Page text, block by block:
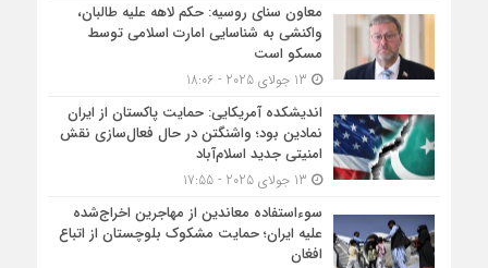
معاون سنای روسیه: حکم لاهه علیه طالبان،
واکنشی به شناسایی امارت اسلامی توسط
مسکو است
اندیشکده آمریکایی: حمایت پاکستان از ایران
نمادین بود؛ واشنگتن در حال فعال‌سازی نقش
امنیتی جدید اسلام‌آباد
سوءاستفاده معاندین از مهاجرین اخراج‌شده
علیه ایران؛ حمایت مشکوک بلوچستان از اتباع
افغان